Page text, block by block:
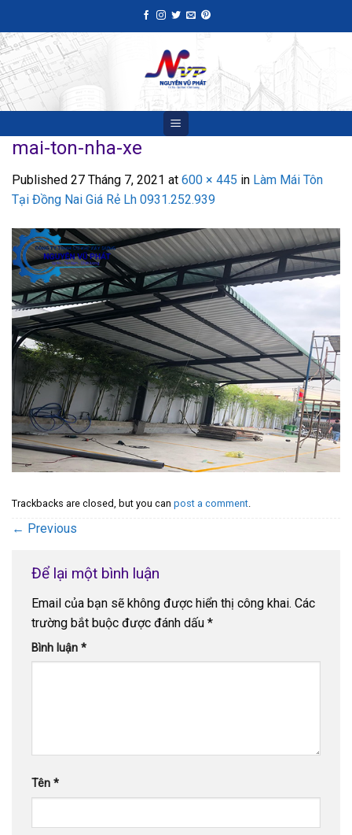
to
content
mai-ton-nha-xe
Published 27 Tháng 7, 2021 at 600 × 445 in Làm Mái Tôn
Tại Đồng Nai Giá Rẻ Lh 0931.252.939
Trackbacks are closed, but you can post a comment.
← Previous
Để lại một bình luận
Email của bạn sẽ không được hiển thị công khai. Các
trường bắt buộc được đánh dấu *
Bình luận *
Tên *